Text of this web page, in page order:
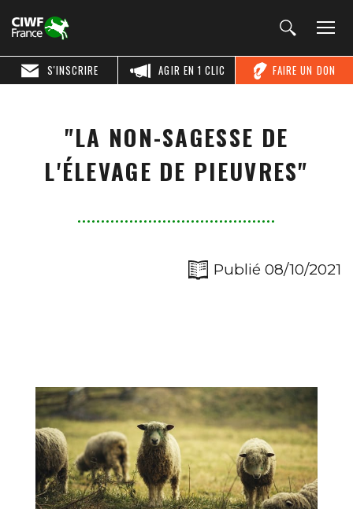
FAIRE UN DON
AGIR EN 1 CLIC
S'INSCRIRE
"LA NON-SAGESSE DE
L'ÉLEVAGE DE PIEUVRES"
Publié 08/10/2021